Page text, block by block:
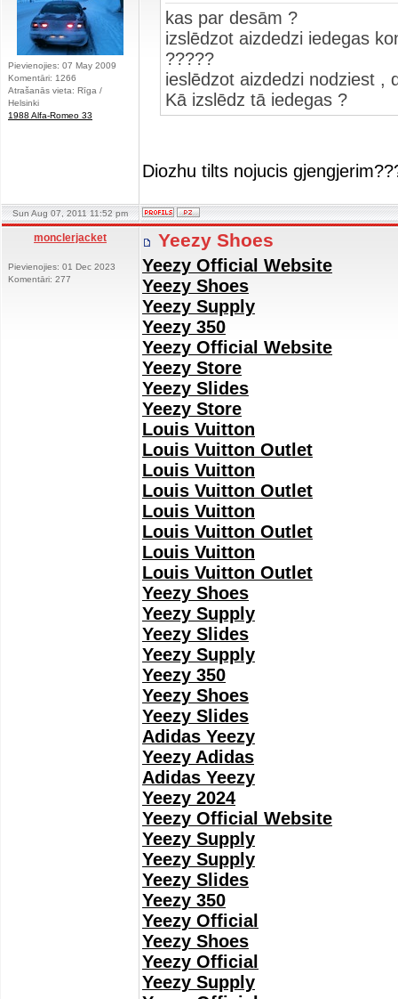
Pievienojies: 07 May 2009
Komentāri: 1266
Atrašanās vieta: Rīga /
Helsinki
1988 Alfa-Romeo 33
kas par desām ?
izslēdzot aizdedzi iedegas
?????
ieslēdzot aizdedzi nodziest ,
Kā izslēdz tā iedegas ?
Diozhu tilts nojucis
Sun Aug 07, 2011 11:52 pm
monclerjacket
Pievienojies: 01 Dec 2023
Komentāri: 277
Yeezy Shoes
Yeezy Official Website
Yeezy Shoes
Yeezy Supply
Yeezy 350
Yeezy Official Website
Yeezy Store
Yeezy Slides
Yeezy Store
Louis Vuitton
Louis Vuitton Outlet
Louis Vuitton
Louis Vuitton Outlet
Louis Vuitton
Louis Vuitton Outlet
Louis Vuitton
Louis Vuitton Outlet
Yeezy Shoes
Yeezy Supply
Yeezy Slides
Yeezy Supply
Yeezy 350
Yeezy Shoes
Yeezy Slides
Adidas Yeezy
Yeezy Adidas
Adidas Yeezy
Yeezy 2024
Yeezy Official Website
Yeezy Supply
Yeezy Supply
Yeezy Slides
Yeezy 350
Yeezy Official
Yeezy Shoes
Yeezy Official
Yeezy Supply